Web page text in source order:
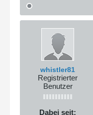
whistler81
Registrierter
Benutzer
Dabei seit: